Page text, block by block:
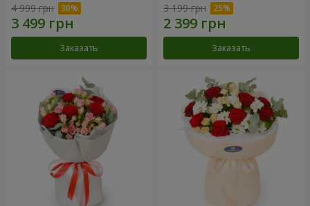
4 999 грн
Заказать
3 199 грн
Заказать